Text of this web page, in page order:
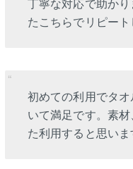
たこちらでリピート
初めての利用でタ
いて満足です。素
た利用すると思いま